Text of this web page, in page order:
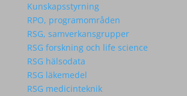
Kunskapsstyrning
RPO, programområden
RSG, samverkansgrupper
RSG forskning och life science
RSG hälsodata
RSG läkemedel
RSG medicinteknik